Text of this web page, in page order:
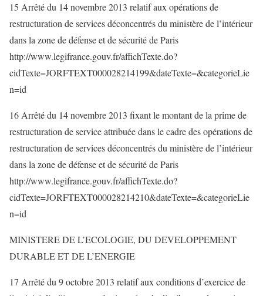
15 Arrêté du 14 novembre 2013 relatif aux opérations de
restructuration de services déconcentrés du ministère de l’intérieur
dans la zone de défense et de sécurité de Paris
http://www.legifrance.gouv.fr/affichTexte.do?
cidTexte=JORFTEXT000028214199&dateTexte=&categorieLie
n=id
16 Arrêté du 14 novembre 2013 fixant le montant de la prime de
restructuration de service attribuée dans le cadre des opérations de
restructuration de services déconcentrés du ministère de l’intérieur
dans la zone de défense et de sécurité de Paris
http://www.legifrance.gouv.fr/affichTexte.do?
cidTexte=JORFTEXT000028214210&dateTexte=&categorieLie
n=id
MINISTERE DE L’ECOLOGIE, DU DEVELOPPEMENT
DURABLE ET DE L’ENERGIE
17 Arrêté du 9 octobre 2013 relatif aux conditions d’exercice de